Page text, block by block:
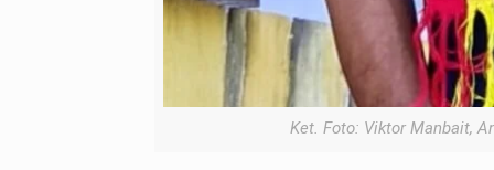
Ket. Foto: Viktor Manbait,